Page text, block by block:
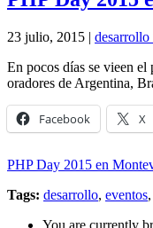
23 julio, 2015 | desarrollo
En pocos días se vieen
oradores de Argentina,
Facebook X
PHP Day 2015 en
Tags: desarrollo, eventos,
You are currently